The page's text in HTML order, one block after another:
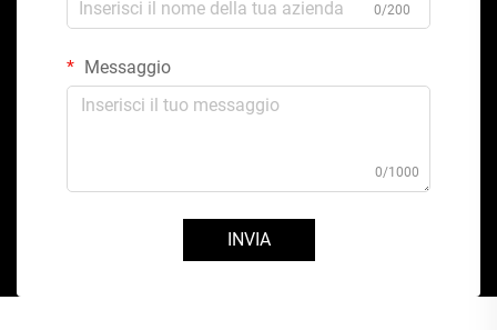
0/200
Messaggio
0/1000
INVIA